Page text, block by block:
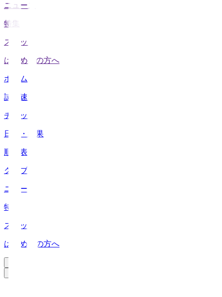
ニュース
特集
スタッツ
はじめての方へ
ホーム
試合速報
チケット
日程・結果
順位表
クラブ
ニュース
特集
スタッツ
はじめての方へ